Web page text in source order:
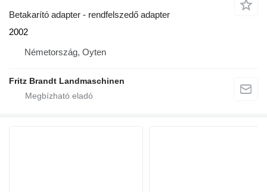
Betakarító adapter - rendfelszedő adapter
2002
Németország, Oyten
Fritz Brandt Landmaschinen